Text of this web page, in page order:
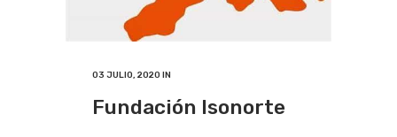
03 JULIO, 2020 IN
Fundación Isonorte